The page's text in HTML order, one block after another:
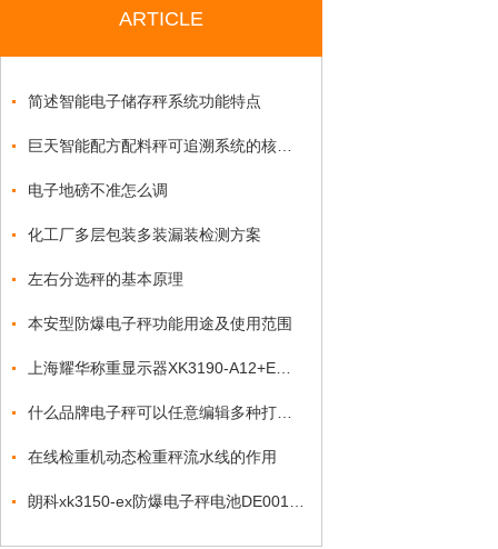
ARTICLE
简述智能电子储存秤系统功能特点
电子地磅不准怎么调
化工厂多层包装多装漏装检测方案
左右分选秤的基本原理
本安型防爆电子秤功能用途及使用范围
在线检重机动态检重秤流水线的作用